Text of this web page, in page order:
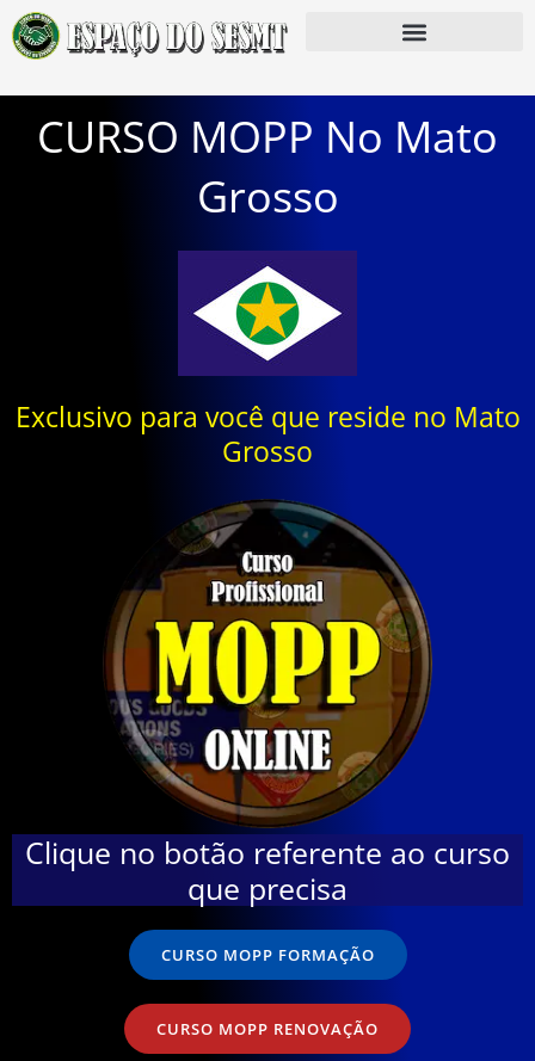
CURSO MOPP No Mato
Grosso
Exclusivo para você que reside no Mato
Grosso
Clique no botão referente ao curso
que precisa
CURSO MOPP FORMAÇÃO
CURSO MOPP RENOVAÇÃO